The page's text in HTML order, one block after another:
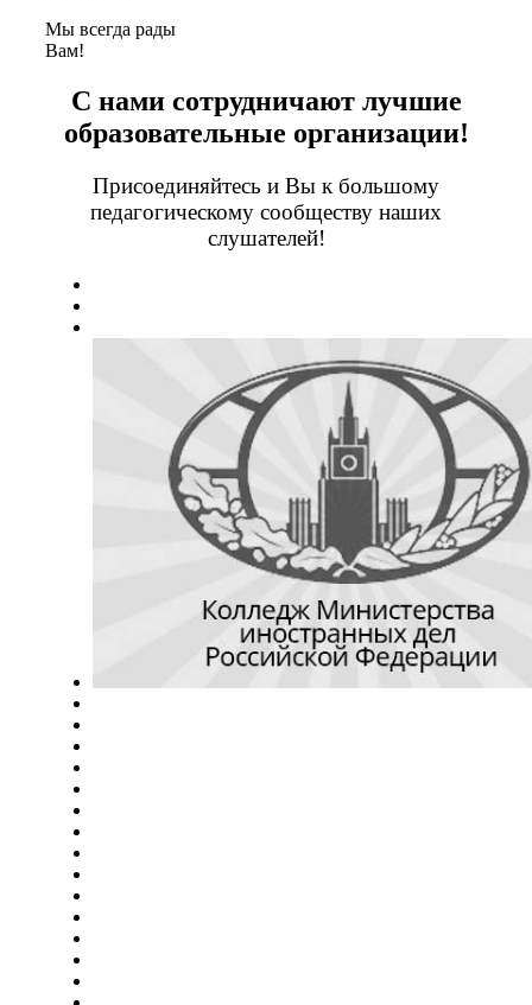
Мы всегда рады
Вам!
С нами сотрудничают лучшие
образовательные организации!
Присоединяйтесь и Вы к большому
педагогическому сообществу наших
слушателей!